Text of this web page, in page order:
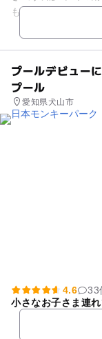
も続く「内海海水
前に内海温泉は位
プールデビュー
プール
愛知県犬山市
4.6
33
小さなお子さま連